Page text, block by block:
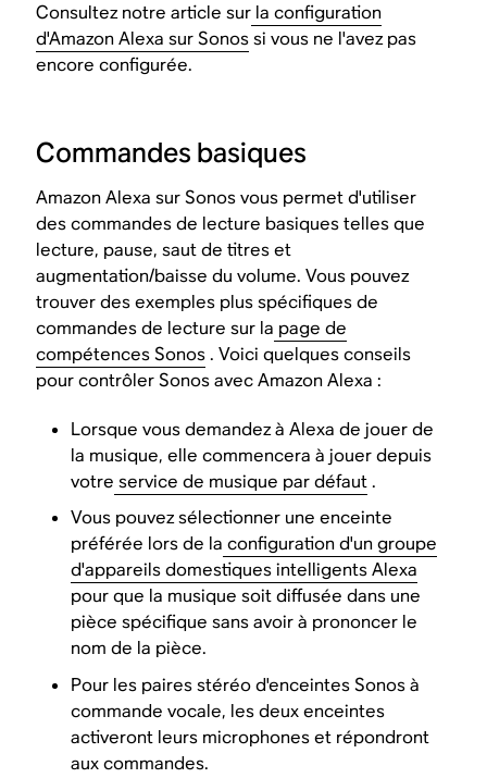
Consultez notre article sur la configuration
d'Amazon Alexa sur Sonossi vous ne l'avez pas
encore configurée.
Commandes basiques
Amazon Alexa sur Sonos vous permet d'utiliser
des commandes de lecture basiques telles que
lecture, pause, saut de titres et
augmentation/baisse du volume. Vous pouvez
trouver des exemples plus spécifiques de
commandes de lecture sur la page de
compétences Sonos. Voici quelques conseils
pour contrôler Sonos avec Amazon Alexa :
Lorsque vous demandez à Alexa de jouer de
la musique, elle commencera à jouer depuis
votre service de musique par défaut.
Vous pouvez sélectionner une enceinte
préférée lors de la configuration d'un groupe
d'appareils domestiques intelligents Alexa
pour que la musique soit diffusée dans une
pièce spécifique sans avoir à prononcer le
nom de la pièce.
Pour les paires stéréo d'enceintes Sonos à
commande vocale, les deux enceintes
activeront leurs microphones et répondront
aux commandes.